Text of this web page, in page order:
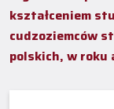
kształceniem
cudzoziemców
polskich, w roku